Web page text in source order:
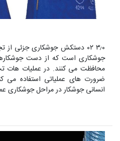
۳٫۰ ۰۲ دستکش جوشکاری جزئی
جوشکاری است که از دست
محافظت می کنند. در عملیات هات
ضرورت های عملیاتی استفاده می
انسانی جوشکار در مراحل